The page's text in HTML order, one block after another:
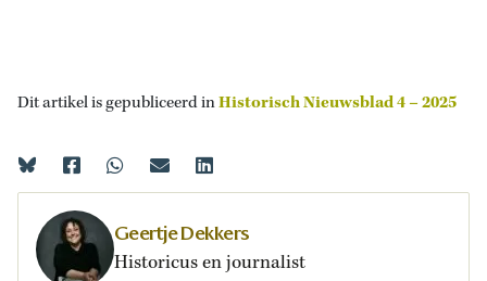
Dit artikel is gepubliceerd inHistorisch Nieuwsblad 4 – 2025
Geertje Dekkers
Historicus en journalist